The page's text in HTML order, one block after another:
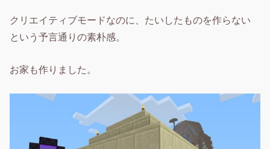
クリエイティブモードなのに、たいしたものを作らない
という予言通りの素朴感。
お家も作りました。